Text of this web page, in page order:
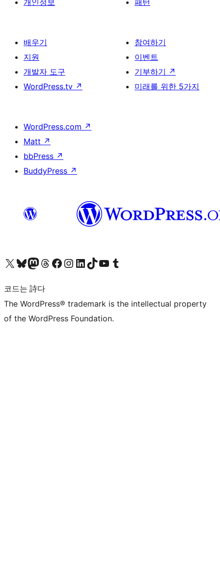
개인정보
패턴
배우기
지원
개발자 도구
WordPress.tv ↗
참여하기
이벤트
기부하기 ↗
미래를 위한 5가지
WordPress.com ↗
Matt ↗
bbPress ↗
BuddyPress ↗
X(이전 트위터) 계정 방문하기블루스카이 계정 방문하기마스토돈 계정 방문하기스레드 계정 방문하기 페이스북 페이지 방문하기인스타그램 계정 방문하기 LinkedIn 계정 방문하기틱톡 계정 방문하기유튜브 채널 방문하기 텀블러 계정 방문하기
코드는 詩다
The WordPress® trademark is the intellectual property
of the WordPress Foundation.